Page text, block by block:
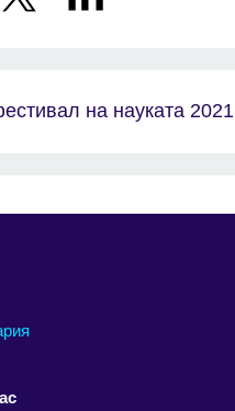
на науката 2021